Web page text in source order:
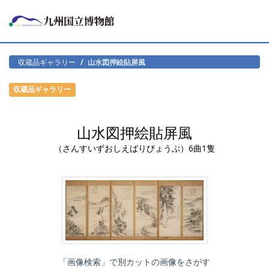
収蔵品ギャラリー 山水図押絵貼屏風
収蔵品ギャラリー
山水図押絵貼屏風
（さんすいずおしえばりびょうぶ）6曲1隻
「画像検索」で別カットの画像をさがす